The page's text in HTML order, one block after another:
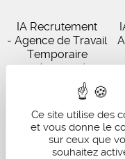
Ce site utilise des
et vous donne le
sur ceux que
souhaitez
IA Recrutement
- Agence de Travail
Temporaire
27 Avenue de
Virecourt, 33370
Artigues-près-
Bordeaux
05 56 67 48 57
Offres d'emploi -
Recrutement -